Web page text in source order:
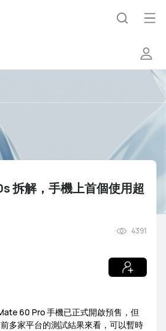
WATCH GT Series
拆解，手機上首個使用超
4391
60 Pro 手機已正式開啟預售，但
多家平台的測試結果來看，可以暫時